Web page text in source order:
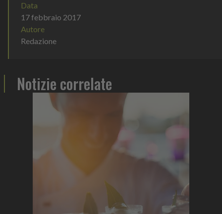
Data
17 febbraio 2017
Autore
Redazione
Notizie correlate